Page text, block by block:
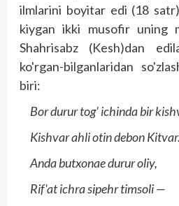
ilmlarini boyitar edi (18
kiygan ikki musofir uning
Shahrisabz (Kesh)dan
ko'rgan-bilganlaridan
biri:
Bor durur tog' ichinda bir
Kishvar ahli otin debon Kitvar.
Anda butxonae durur oliy,
Rif'at ichra sipehr timsoli —